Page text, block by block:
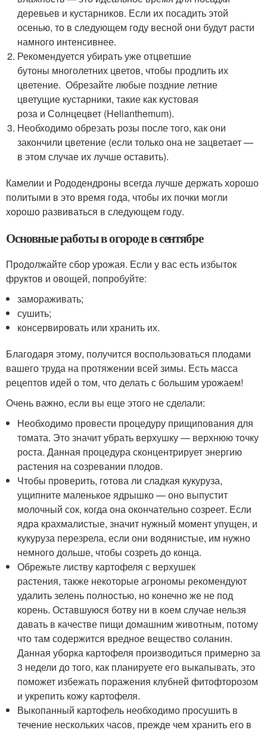
деревьев и кустарников. Если их посадить этой
осенью, то в следующем году весной они будут расти
намного интенсивнее.
Рекомендуется убирать уже отцветшие
бутоны многолетних цветов, чтобы продлить их
цветение. Обрезайте любые поздние летние
цветущие кустарники, такие как кустовая
роза и Солнцецвет (Helianthemum).
Необходимо обрезать розы после того, как они
закончили цветение (если только она не зацветает —
в этом случае их лучше оставить).
Камелии и Рододендроны всегда лучше держать хорошо
политыми в это время года, чтобы их почки могли
хорошо развиваться в следующем году.
Основные работы в огороде в сентябре
Продолжайте сбор урожая. Если у вас есть избыток
фруктов и овощей, попробуйте:
замораживать;
сушить;
консервировать или хранить их.
Благодаря этому, получится воспользоваться плодами
вашего труда на протяжении всей зимы. Есть масса
рецептов идей о том, что делать с большим урожаем!
Очень важно, если вы еще этого не сделали:
Необходимо провести процедуру прищипования для
томата. Это значит убрать верхушку — верхнюю точку
роста. Данная процедура сконцентрирует энергию
растения на созревании плодов.
Чтобы проверить, готова ли сладкая кукуруза,
ущипните маленькое ядрышко — оно выпустит
молочный сок, когда она окончательно созреет. Если
ядра крахмалистые, значит нужный момент упущен, и
кукуруза перезрела, если они водянистые, им нужно
немного дольше, чтобы созреть до конца.
Обрежьте листву картофеля с верхушек
растения, также некоторые агрономы рекомендуют
удалить зелень полностью, но конечно же не под
корень. Оставшуюся ботву ни в коем случае нельзя
давать в качестве пищи домашним животным, потому
что там содержится вредное вещество соланин.
Данная уборка картофеля производиться примерно за
3 недели до того, как планируете его выкапывать, это
поможет избежать поражения клубней фитофторозом
и укрепить кожу картофеля.
Выкопанный картофель необходимо просушить в
течение нескольких часов, прежде чем хранить его в